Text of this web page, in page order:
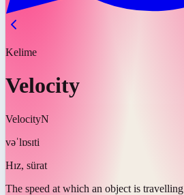
Kelime
Velocity
VelocityN
vəˈlɒsɪti
Hız, sürat
The speed at which an object is travelling